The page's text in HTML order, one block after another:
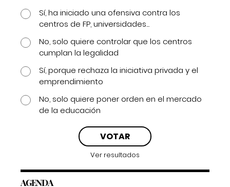
Sí, ha iniciado una ofensiva contra los
centros de FP, universidades...
No, solo quiere controlar que los centros
cumplan la legalidad
Sí, porque rechaza la iniciativa privada y el
emprendimiento
No, solo quiere poner orden en el mercado
de la educación
Ver resultados
AGENDA